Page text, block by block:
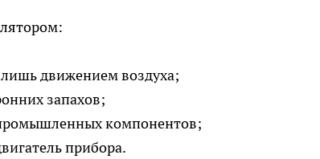
движением воздуха;
запахов;
компонентов;
прибора.